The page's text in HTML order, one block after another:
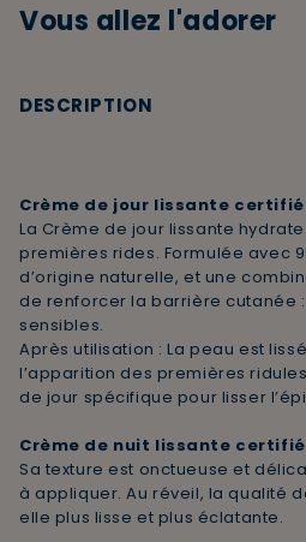
Vous allez l'adorer
DESCRIPTION
Crème de jour lissante
La Crème de jour lissante
premières rides. Formulée avec
d’origine naturelle, et une
de renforcer la barrière cutanée
sensibles.
Après utilisation : La peau est
l’apparition des premières
de jour spécifique pour lisser
Crème de nuit lissante
Sa texture est onctueuse et
à appliquer. Au réveil, la qualité
elle plus lisse et plus éclatante.